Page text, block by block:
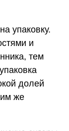
упаковку.
и
тем
долей
же